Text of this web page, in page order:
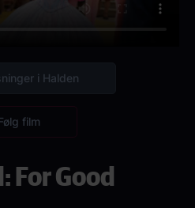
i Halden
film
For Good